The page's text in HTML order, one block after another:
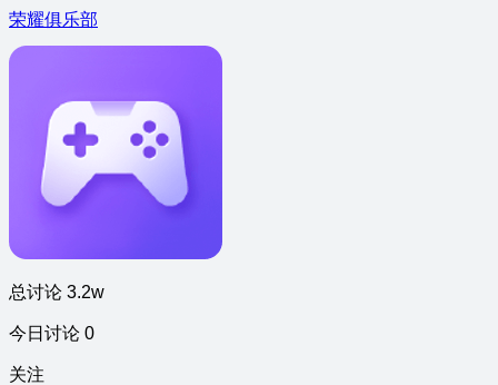
荣耀俱乐部
总讨论 3.2w
今日讨论 0
关注